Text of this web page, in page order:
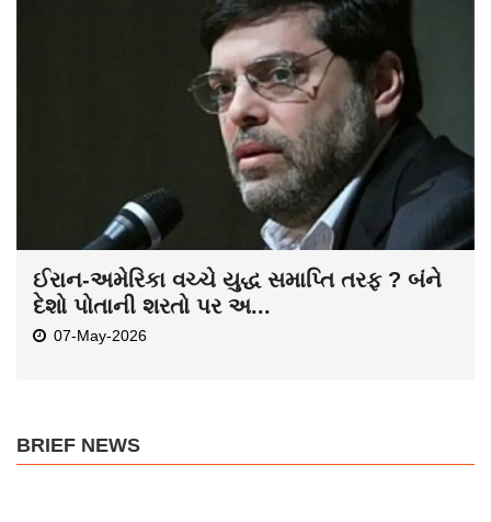
ઈરાન-અમેરિકા વચ્ચે યુદ્ધ સમાપ્તિ તરફ ? બંને
દેશો પોતાની શરતો પર અ...
07-May-2026
BRIEF NEWS